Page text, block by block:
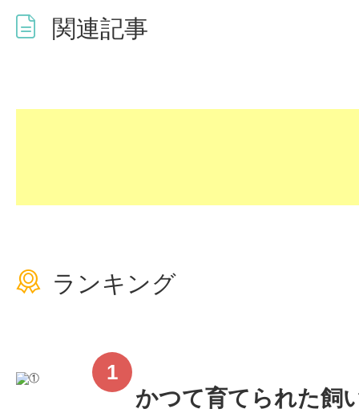
関連記事
ランキング
かつて育てられた飼